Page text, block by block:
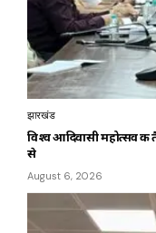
झारखंड
विश्व आदिवासी महोत्सव की
से
August 6, 2026